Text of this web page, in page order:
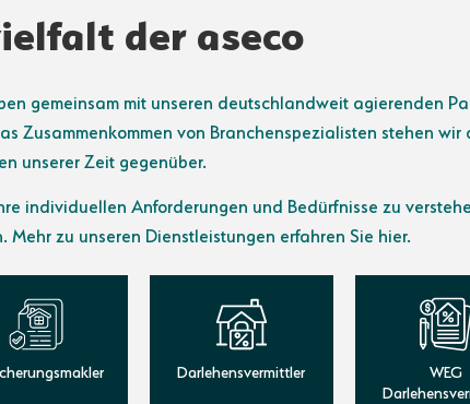
der aseco
gemeinsam mit unseren deutschlandweit agierenden
Zusammenkommen von Branchenspezialisten stehen
unserer Zeit gegenüber.
individuellen Anforderungen und Bedürfnisse zu
zu unseren Dienstleistungen erfahren Sie hier.
Darlehensvermittler
WEG